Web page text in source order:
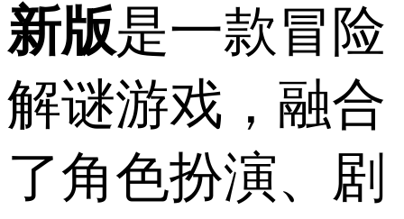
新版是一款冒险
解谜游戏，融合
了角色扮演、剧